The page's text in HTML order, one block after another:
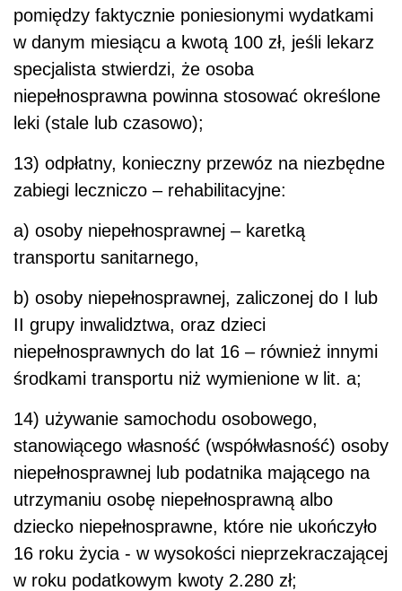
pomiędzy faktycznie poniesionymi wydatkami
w danym miesiącu a kwotą 100 zł, jeśli lekarz
specjalista stwierdzi, że osoba
niepełnosprawna powinna stosować określone
leki (stale lub czasowo);
13) odpłatny, konieczny przewóz na niezbędne
zabiegi leczniczo – rehabilitacyjne:
a) osoby niepełnosprawnej – karetką
transportu sanitarnego,
b) osoby niepełnosprawnej, zaliczonej do I lub
II grupy inwalidztwa, oraz dzieci
niepełnosprawnych do lat 16 – również innymi
środkami transportu niż wymienione w lit. a;
14) używanie samochodu osobowego,
stanowiącego własność (współwłasność) osoby
niepełnosprawnej lub podatnika mającego na
utrzymaniu osobę niepełnosprawną albo
dziecko niepełnosprawne, które nie ukończyło
16 roku życia - w wysokości nieprzekraczającej
w roku podatkowym kwoty 2.280 zł;